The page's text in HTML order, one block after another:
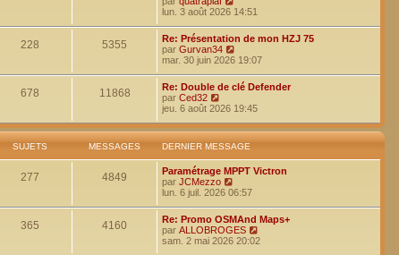
gm
e
s
s
a
g
e
d
e
r
n
i
m
e
s
s
a
g
o
l
d
e
r
i
r
m
e
s
s
g
lun. 3 août 2026 14:51
228 5355
Re: Présentation de mon HZJ 75
par Gurvan34
o
l
d
e
r
n
e
r
m
e
s
s
a
g
mar. 30 juin 2026 19:07
678 11868
Re: Double de clé Defender
par Ced32
o
r
l
e
d
e
r
n
e
r
m
e
jeu. 6 août 2026 19:45
SUJETS MESSAGES DERNIER MESSAGE
277 4849
Paramétrage MPPT Victron
par JCMezzo
o
l
e
d
lun. 6 juil. 2026 06:57
365 4160
Re: Promo OSMAnd Maps+
par ALLOBROGES
o
sam. 2 mai 2026 20:02